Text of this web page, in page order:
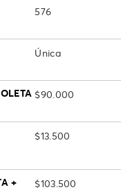
576
Única
$90.000
$13.500
$103.500